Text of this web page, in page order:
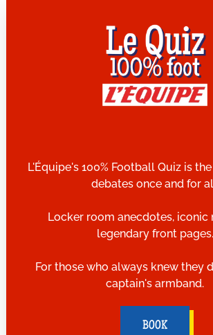
L'Équipe's 100% Football Quiz is
debates once and for
Locker room anecdotes, iconic
legendary front pages.
For those who always knew they
captain's armband.
BOOK